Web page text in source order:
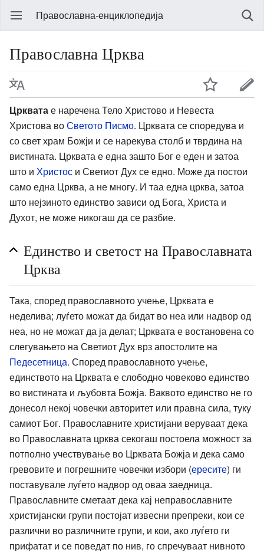
Православна-енциклопедија
Православна Црква
Цркватае наречена Тело Христово и Невеста
Христова воСветото Писмо. Црквата се споредува и
со свет храм Божји и се нарекува столб и тврдина на
вистината. Црквата е една зашто Бог е еден и затоа
што и Христос и Светиот Дух се едно. Може да постои
само една Црква, а не многу. И таа една црква, затоа
што нејзиното единство зависи од Бога, Христа и
Духот, не може никогаш да се разбие.
Единство и светост на Православната
Црква
Така, според православното учење, Црквата е
неделива; луѓето можат да бидат во неа или надвор од
неа, но не можат да ја делат; Црквата е востановена со
слегувањето на Светиот Дух врз апостолите на
Педесетница. Според православното учење,
единството на Црквата е слободно човеково единство
во вистината и љубовта Божја. Ваквото единство не го
донесол некој човечки авторитет или правна сила, туку
самиот Бог. Православните христијани веруваат дека
во Православната црква секогаш постоела можност за
потполно учествување во Црквата Божја и дека само
гревовите и погрешните човечки избори (ересите) ги
поставувале луѓето надвор од оваа заедница.
Православните сметаат дека кај неправославните
христијански групи постојат извесни препреки, кои се
различни во различните групи, и кои, ако луѓето ги
прифатат и се поведат по нив, го спречуваат нивното